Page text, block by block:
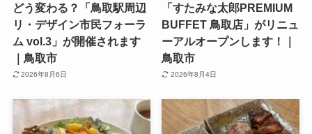
どう変わる？「鳥取駅周辺
リ・デザイン市民フォーラ
ム vol.3」が開催されます
｜鳥取市
2026年8月6日
「すたみな太郎PREMIUM
BUFFET 鳥取店」がリニュ
ーアルオープンします！｜
鳥取市
2026年8月4日